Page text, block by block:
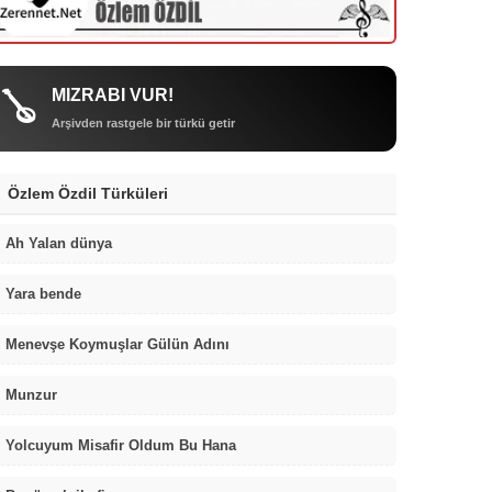
🪕 MIZRABI VUR!
Arşivden rastgele bir türkü getir
Özlem Özdil Türküleri
Ah Yalan dünya
Yara bende
Menevşe Koymuşlar Gülün Adını
Munzur
Yolcuyum Misafir Oldum Bu Hana